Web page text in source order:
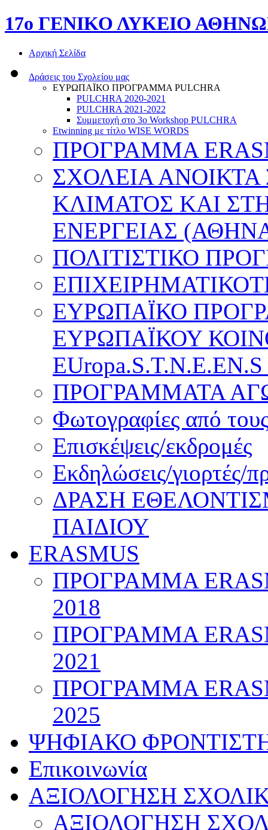
17o ΓΕΝΙΚΟ ΛΥΚΕΙΟ
Αρχική Σελίδα
Δράσεις του Σχολείου μας
ΕΥΡΩΠΑΪΚΟ ΠΡΟΓΡΑΜΜΑ PULCHRA
PULCHRA 2020-2021
PULCHRA 2021-2022
Συμμετοχή στο 3ο Workshop PULCHRA
Etwinning με τίτλο WISE WORDS
ΠΡΟΓΡΑΜΜΑ
ΣΧΟΛΕΙΑ
ΚΛΙΜΑΤΟΣ ΚΑΙ
ΕΝΕΡΓΕΙΑΣ
ΠΟΛΙΤΙΣΤΙΚΟ
ΕΥΡΩΠΑΪΚΟ
ΕΥΡΩΠΑΪΚΟΥ
ΠΡΟΓΡΑΜΜΑΤΑ
Φωτογραφίες από
Επισκέψεις/εκδρομές
Εκδηλώσεις/γιορτές/
ΔΡΑΣΗ
ΠΑΙΔΙΟΥ
ERASMUS
ΠΡΟΓΡΑΜΜΑ
2018
ΠΡΟΓΡΑΜΜΑ
2021
ΠΡΟΓΡΑΜΜΑ
2025
ΨΗΦΙΑΚΟ
Επικοινωνία
ΑΞΙΟΛΟΓΗΣΗ
ΑΞΙΟΛΟΓΗΣΗ